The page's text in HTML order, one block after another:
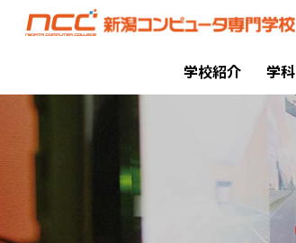
学校紹介 学科